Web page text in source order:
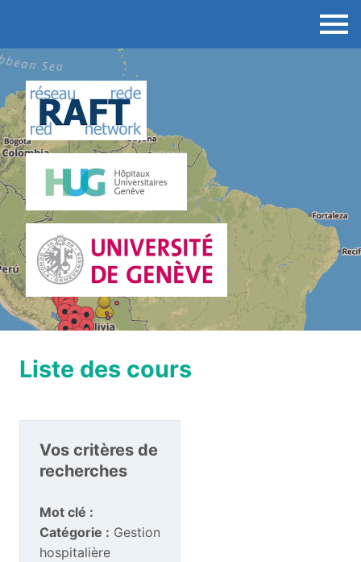
Liste des cours
Vos critères de
recherches
Mot clé :
Catégorie : Gestion
hospitalière